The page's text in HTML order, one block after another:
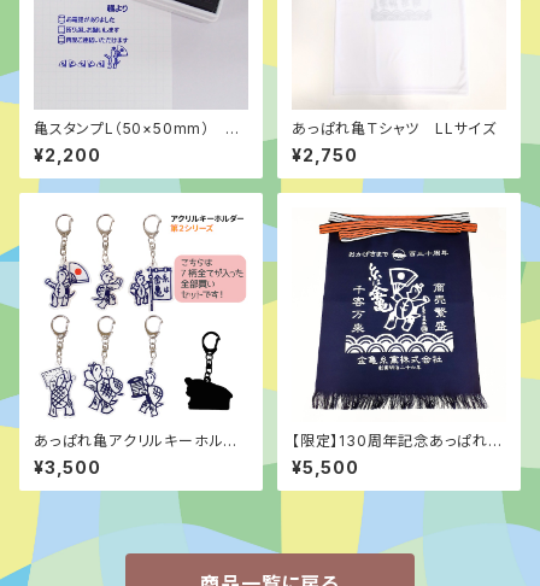
亀スタンプL（50×50mm） ②
電話伝言メモ
¥2,200
あっぱれ亀Ｔシャツ LLサイズ
¥2,750
あっぱれ亀アクリルキーホルダ
ー：第２シリーズ【全部買いセッ
ト】
¥3,500
【限定】130周年記念あっぱれ前
掛け
¥5,500